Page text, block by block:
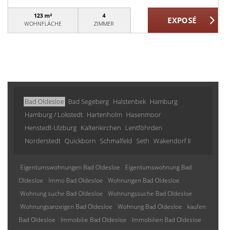
123 m²
WOHNFLÄCHE
4
ZIMMER
Bad Oldesloe Bad Segeberg Halstenbek Hamburg
Hamburg / Lokstedt Hartenholm Hasenmoor
Henstedt-Ulzburg Kaltenkirchen Lentföhrden
Norderstedt Quickborn Schmalfeld Seth Wakendorf II
Eigentumswohnungen Bad Oldesloe
Eigentumswohnung Bad
Oldesloe
Immo Bad Oldesloe
Wohnungen Bad Oldesloe
Wohnung suche Bad Oldesloe
Wohnungssuche Bad Oldesloe
Wohnungsanzeigen Bad Oldesloe
Wohnung Bad Oldesloe
kaufen
Bad Oldesloe
Immobilie Bad Oldesloe
Immobilien Bad Oldesloe